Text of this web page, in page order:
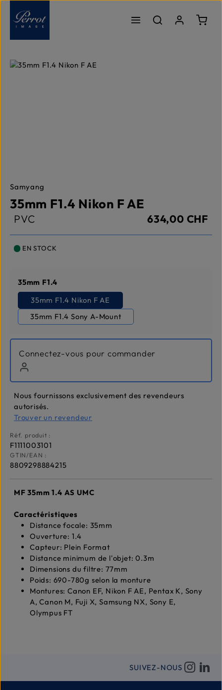
Passer au contenu principal
Le
Ignorer la galerie d'images
Samyang
35mm F1.4 Nikon F AE
PVC 634,00 CHF
EN STOCK
Sélectionnez
35mm F1.4
35mm F1.4 Nikon F AE
35mm F1.4 Sony A-Mount
Connectez-vous pour commander
Nous fournissons exclusivement des revendeurs
autorisés.
Trouver un revendeur
Réf. produit :
F1111003101
GTIN/EAN :
8809298884215
MF 35mm 1.4 AS UMC
Caractéristiques
Distance focale: 35mm
Ouverture: 1.4
Capteur: Plein Format
Distance minimum de l'objet: 0.3m
Dimensions du filtre: 77mm
Poids: 690-780g selon la monture
Montures: Canon EF, Nikon F AE, Pentax K, Sony
A, Canon M, Fuji X, Samsung NX, Sony E,
Olympus FT
SUIVEZ-NOUS